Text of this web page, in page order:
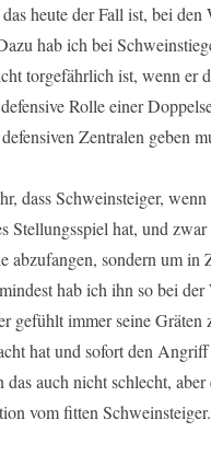
heute der Fall ist, bei
hab ich bei
torgefährlich ist, wenn er
Rolle einer
Zentralen geben
dass Schweinsteiger,
Stellungsspiel hat, und
abzufangen, sondern um in
hab ich ihn so bei
gefühlt immer seine
hat und sofort den Angriff
auch nicht schlecht,
vom fitten Schweinsteiger.